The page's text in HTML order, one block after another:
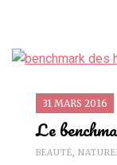
31 MARS 2016
Le
BEAUTÉ,